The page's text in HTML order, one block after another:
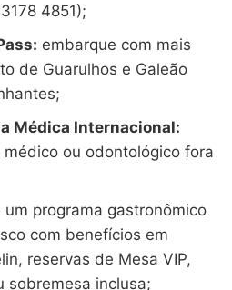
4851);
embarque com mais
de Guarulhos e Galeão
Médica Internacional:
ou odontológico fora
um programa gastronômico
com benefícios em
reservas de Mesa VIP,
sobremesa inclusa;